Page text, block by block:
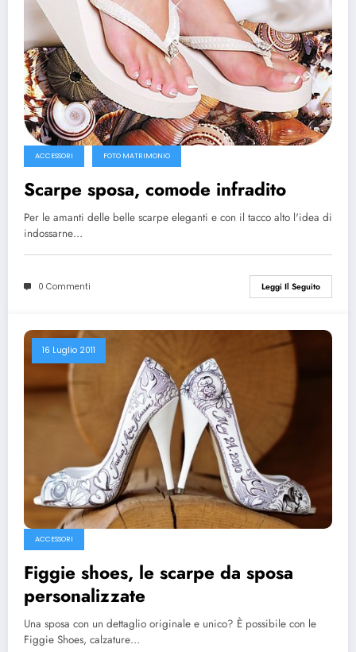
ACCESSORI FOTO MATRIMONIO
Scarpe sposa, comode infradito
Per le amanti delle belle scarpe eleganti e con il tacco alto l'idea di
indossarne…
0 Commenti Leggi Il Seguito
16 Luglio 2011
ACCESSORI
Figgie shoes, le scarpe da sposa
personalizzate
Una sposa con un dettaglio originale e unico? È possibile con le
Figgie Shoes, calzature…